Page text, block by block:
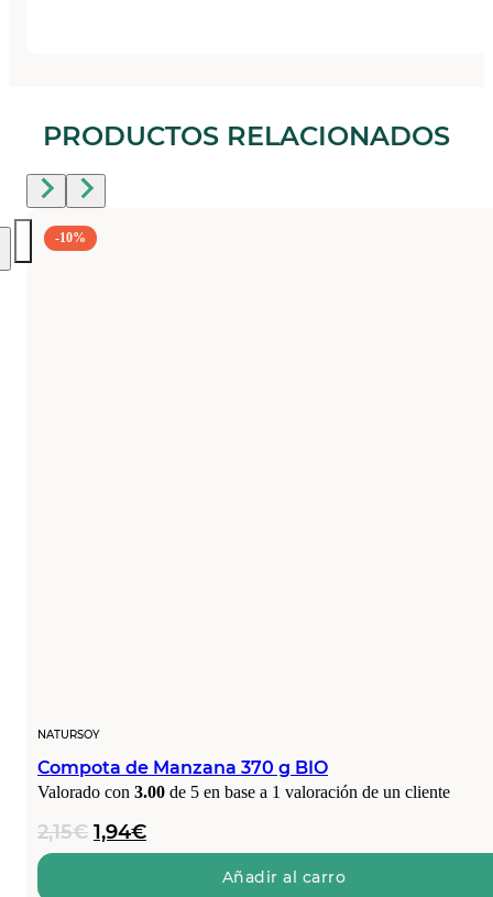
PRODUCTOS RELACIONADOS
-10%
NATURSOY
Compota de Manzana 370 g BIO
Valorado con 3.00 de 5 en base a 1 valoración de un cliente
2,15€ El
precio
1,94€El
precio
Añadir al carro